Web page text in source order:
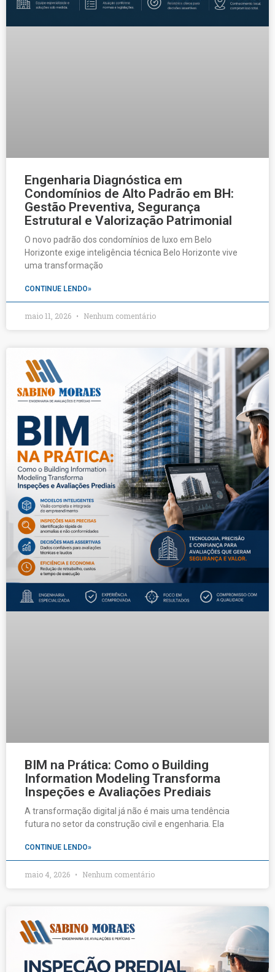
Engenharia Diagnóstica em
Condomínios de Alto Padrão em BH:
Gestão Preventiva, Segurança
Estrutural e Valorização Patrimonial
O novo padrão dos condomínios de luxo em Belo
Horizonte exige inteligência técnica Belo Horizonte vive
uma transformação
CONTINUE LENDO»
maio 11, 2026 Nenhum comentário
BIM na Prática: Como o Building
Information Modeling Transforma
Inspeções e Avaliações Prediais
A transformação digital já não é mais uma tendência
futura no setor da construção civil e engenharia. Ela
CONTINUE LENDO»
maio 4, 2026 Nenhum comentário